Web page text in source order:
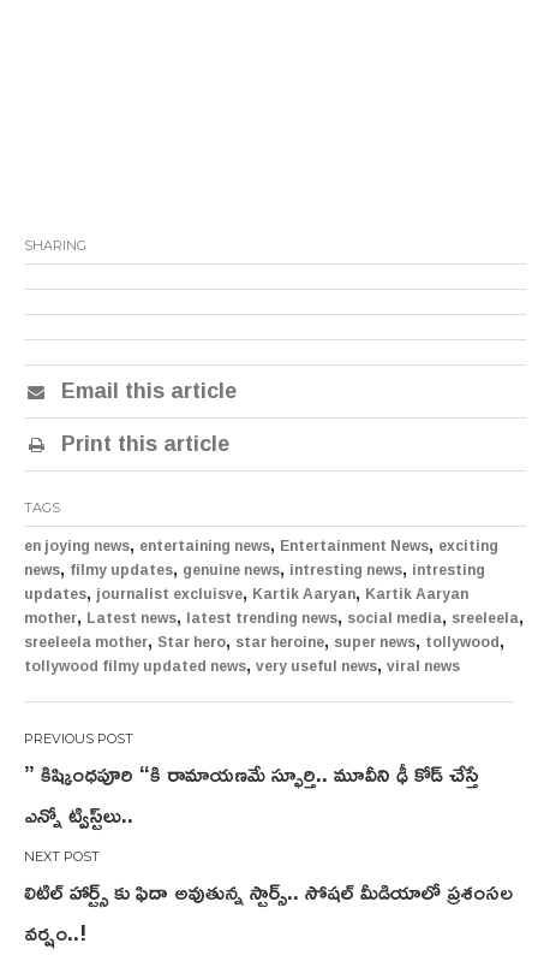
SHARING
Email this article
Print this article
TAGS
en joying news, entertaining news, Entertainment News, exciting
news, filmy updates, genuine news, intresting news, intresting
updates, journalist excluisve, Kartik Aaryan, Kartik Aaryan
mother, Latest news, latest trending news, social media, sreeleela,
sreeleela mother, Star hero, star heroine, super news, tollywood,
tollywood filmy updated news, very useful news, viral news
Post
navigation
” కిష్కింధపూరి “కి రామాయణమే స్ఫూర్తి.. మూవీని ఢీ కోడ్ చేస్తే
ఎన్నో ట్విస్ట్‌లు..
లిటిల్ హార్ట్స్ కు ఫిదా అవుతున్న స్టార్స్.. సోషల్ మీడియాలో ప్రశంసల
వర్షం..!